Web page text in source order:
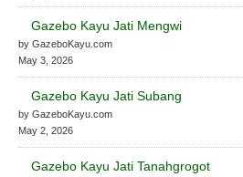
Gazebo Kayu Jati Mengwi
by GazeboKayu.com
May 3, 2026
Gazebo Kayu Jati Subang
by GazeboKayu.com
May 2, 2026
Gazebo Kayu Jati Tanahgrogot